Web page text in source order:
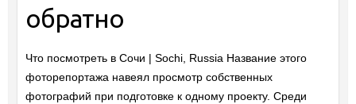
обратно
Что посмотреть в Сочи | Sochi, Russia Название этого
фоторепортажа навеял просмотр собственных
фотографий при подготовке к одному проекту. Среди